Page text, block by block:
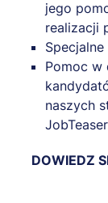
jego
realizacji
Pomoc w
naszych
DOWIEDZ